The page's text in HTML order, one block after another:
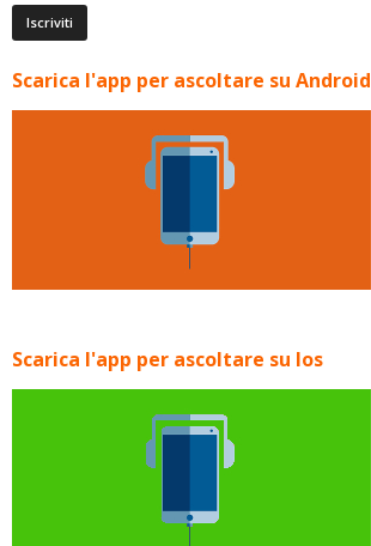
Scarica l'app per ascoltare su Android
Scarica l'app per ascoltare su Ios